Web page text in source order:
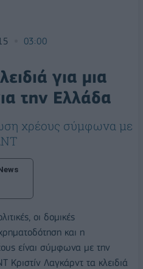
03:00
για μια
την Ελλάδα
χρέους σύμφωνα με
οι δομικές
και η
είναι σύμφωνα με την
Κριστίν Λαγκάρντ τα κλειδιά